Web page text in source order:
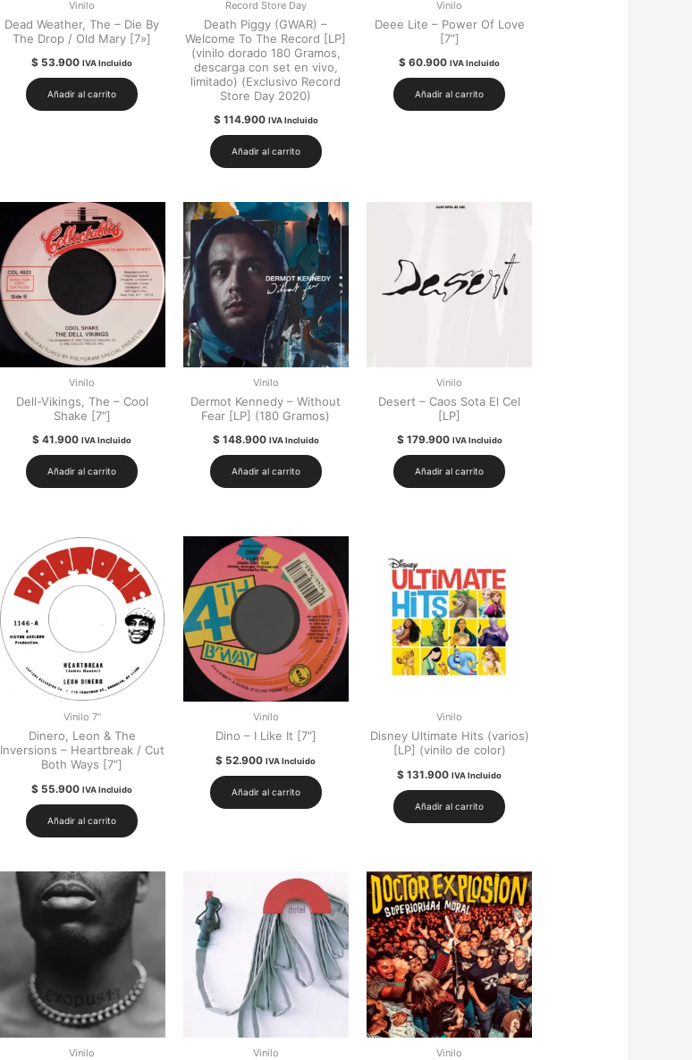
Vinilo
Dead Weather, The – Die By
The Drop / Old Mary [7»]
$ 53.900 IVA Incluido
Añadir al carrito
Record Store Day
Death Piggy (GWAR) –
Welcome To The Record [LP]
(vinilo dorado 180 Gramos,
descarga con set en vivo,
limitado) (Exclusivo Record
Store Day 2020)
$114.900 IVA Incluido
Añadir al carrito
Vinilo
Deee Lite – Power Of Love
[7″]
$ 60.900 IVA Incluido
Añadir al carrito
Vinilo
Dell-Vikings, The – Cool
Shake [7″]
$ 41.900 IVA Incluido
Añadir al carrito
Vinilo
Dermot Kennedy – Without
Fear [LP] (180 Gramos)
$148.900 IVA Incluido
Añadir al carrito
Vinilo
Desert – Caos Sota El Cel
[LP]
$179.900 IVA Incluido
Añadir al carrito
Vinilo 7"
Dinero, Leon & The
Inversions – Heartbreak / Cut
Both Ways [7″]
$ 55.900 IVA Incluido
Añadir al carrito
Vinilo
Dino – I Like It [7″]
$ 52.900 IVA Incluido
Añadir al carrito
Vinilo
Disney Ultimate Hits (varios)
[LP] (vinilo de color)
$ 131.900 IVA Incluido
Añadir al carrito
Vinilo Vinilo Vinilo